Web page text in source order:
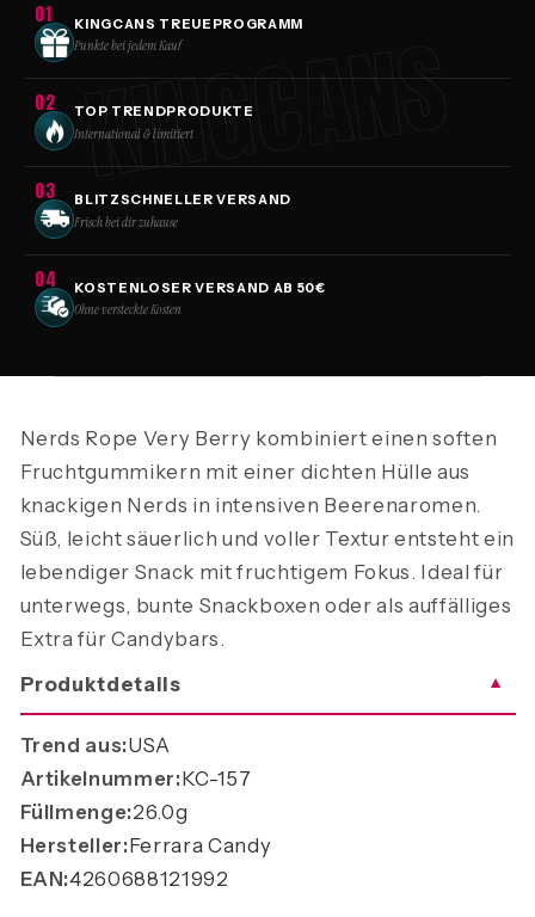
KINGCANS
01
KINGCANS TREUEPROGRAMM
Punkte bei jedem Kauf
02
TOP TRENDPRODUKTE
International & limitiert
03
BLITZSCHNELLER VERSAND
Frisch bei dir zuhause
04
KOSTENLOSER VERSAND AB 50€
Ohne versteckte Kosten
Nerds Rope Very Berry kombiniert einen soften
Fruchtgummikern mit einer dichten Hülle aus
knackigen Nerds in intensiven Beerenaromen.
Süß, leicht säuerlich und voller Textur entsteht ein
lebendiger Snack mit fruchtigem Fokus. Ideal für
unterwegs, bunte Snackboxen oder als auffälliges
Extra für Candybars.
Produktdetails
▼
Trend aus:USA
Artikelnummer:KC-157
Füllmenge:26.0g
Hersteller:Ferrara Candy
EAN:4260688121992